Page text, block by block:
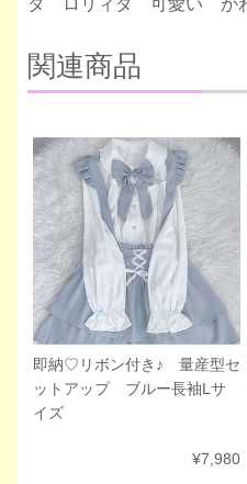
タ ロリィタ 可愛い か
関連商品
即納♡リボン付き♪ 量産型セ
ットアップ ブルー長袖Lサ
イズ
¥7,980